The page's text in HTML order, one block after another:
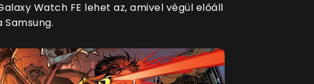
Watch FE lehet az, amivel végül előáll
Samsung.